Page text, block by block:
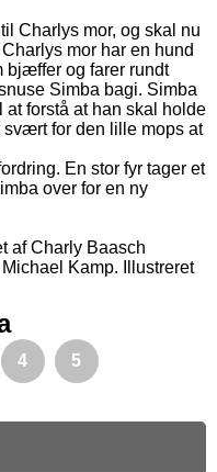
Charlys mor, og skal nu
mor har en hund
bjæffer og farer rundt
Simba bagi. Simba
at forstå at han skal holde
svært for den lille mops at
En stor fyr tager et
over for en ny
af Charly Baasch
Kamp. Illustreret
4 5